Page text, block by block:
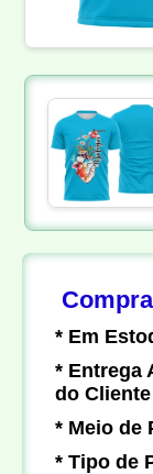
* Em
* Entrega
do
* Meio de
* Tipo de